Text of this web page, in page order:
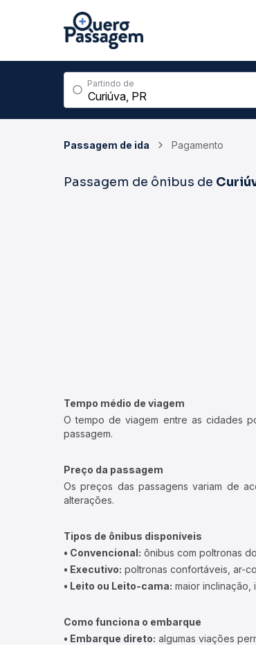
Partindo de
Passagem de ida Pagamento
Passagem de ônibus de
Tempo médio de viagem
O tempo de viagem entre as cidades
passagem.
Preço da passagem
Os preços das passagens variam de
alterações.
Tipos de ônibus disponíveis
• Convencional: ônibus com poltronas
• Executivo: poltronas confortáveis, ar-
• Leito ou Leito-cama: maior inclinação,
Como funciona o embarque
• Embarque direto: algumas viações